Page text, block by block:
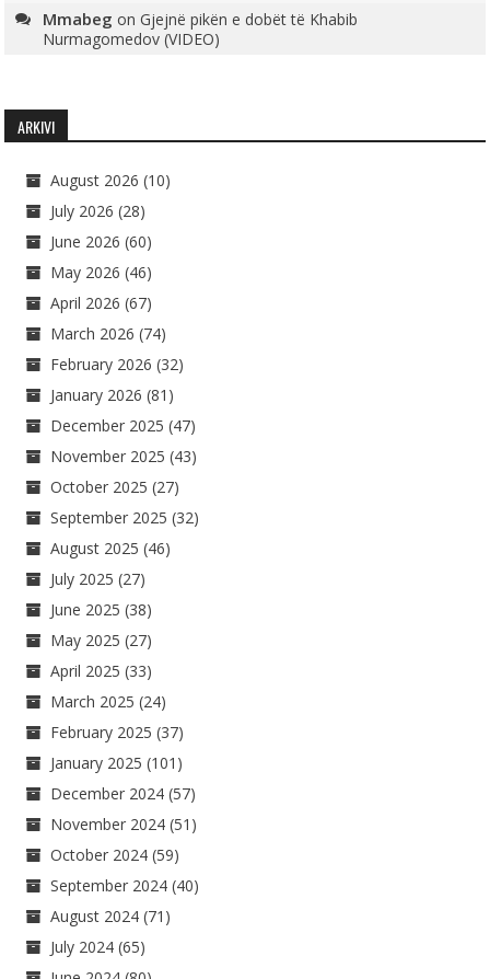
Mmabeg onGjejnë pikën e dobët të Khabib
Nurmagomedov (VIDEO)
ARKIVI
August 2026 (10)
July 2026 (28)
June 2026 (60)
May 2026 (46)
April 2026 (67)
March 2026 (74)
February 2026 (32)
January 2026 (81)
December 2025 (47)
November 2025 (43)
October 2025 (27)
September 2025 (32)
August 2025 (46)
July 2025 (27)
June 2025 (38)
May 2025 (27)
April 2025 (33)
March 2025 (24)
February 2025 (37)
January 2025 (101)
December 2024 (57)
November 2024 (51)
October 2024 (59)
September 2024 (40)
August 2024 (71)
July 2024 (65)